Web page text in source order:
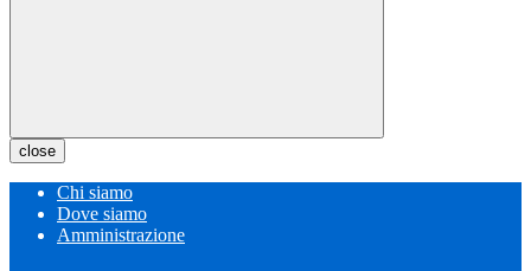
close
Chi siamo
Dove siamo
Amministrazione